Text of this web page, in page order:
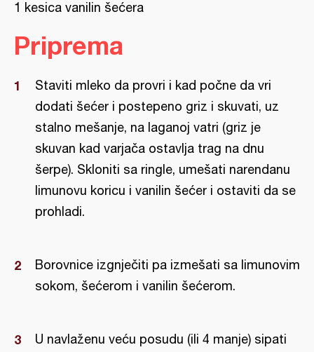
1 kesica vanilin šećera
Priprema
Staviti mleko da provri i kad počne da vri
dodati šećer i postepeno griz i skuvati, uz
stalno mešanje, na laganoj vatri (griz je
skuvan kad varjača ostavlja trag na dnu
šerpe). Skloniti sa ringle, umešati narendanu
limunovu koricu i vanilin šećer i ostaviti da se
prohladi.
Borovnice izgnječiti pa izmešati sa limunovim
sokom, šećerom i vanilin šećerom.
U navlaženu veću posudu (ili 4 manje) sipati